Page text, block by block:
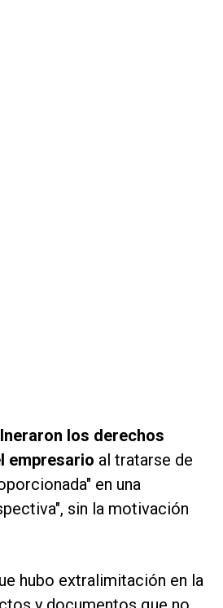
los derechos
empresario al tratarse de
en una
sin la motivación
hubo extralimitación en la